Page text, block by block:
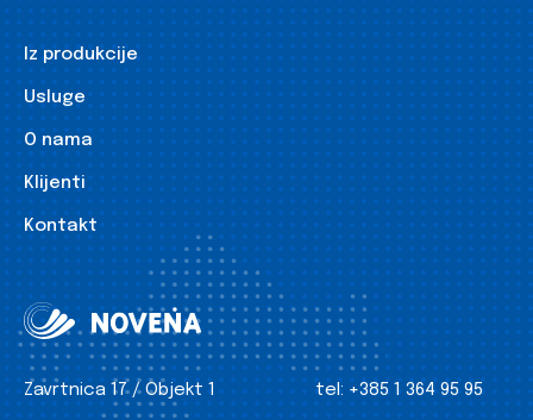
Iz produkcije
Usluge
O nama
Klijenti
Kontakt
Zavrtnica 17 / Objekt 1
tel: +385 1 364 95 95